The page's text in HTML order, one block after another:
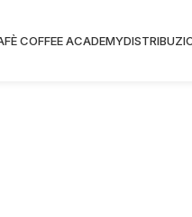
COFFEE ACADEMY